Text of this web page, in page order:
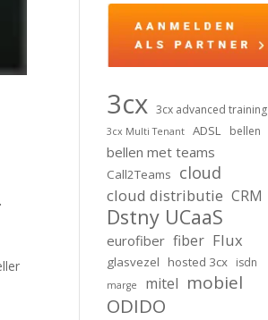
3cx 3cx advanced training
3cx Multi Tenant ADSL bellen
bellen met teams
Call2Teams cloud
cloud distributie CRM
Dstny UCaaS
eurofiber fiber Flux
glasvezel hosted 3cx isdn
marge mitel mobiel
ODIDO